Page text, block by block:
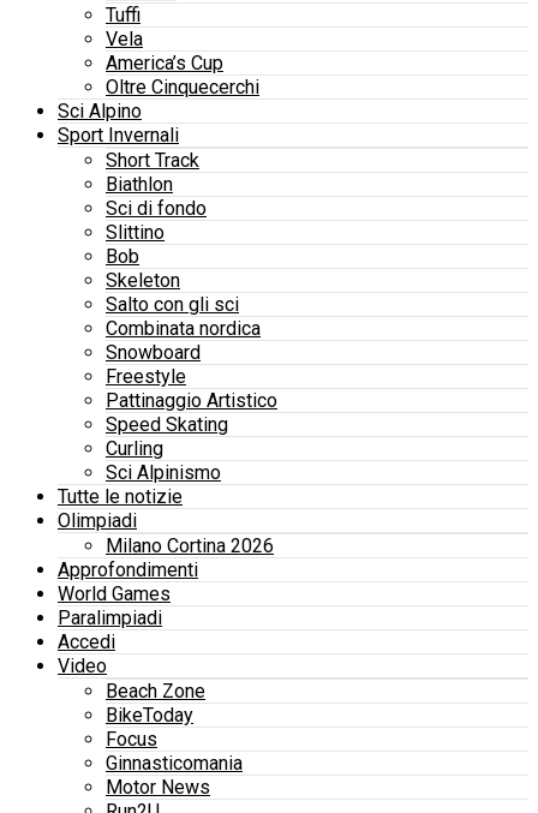
Tuffi
Vela
America’s Cup
Oltre Cinquecerchi
Sci Alpino
Sport Invernali
Short Track
Biathlon
Sci di fondo
Slittino
Bob
Skeleton
Salto con gli sci
Combinata nordica
Snowboard
Freestyle
Pattinaggio Artistico
Speed Skating
Curling
Sci Alpinismo
Tutte le notizie
Olimpiadi
Milano Cortina 2026
Approfondimenti
World Games
Paralimpiadi
Accedi
Video
Beach Zone
BikeToday
Focus
Ginnasticomania
Motor News